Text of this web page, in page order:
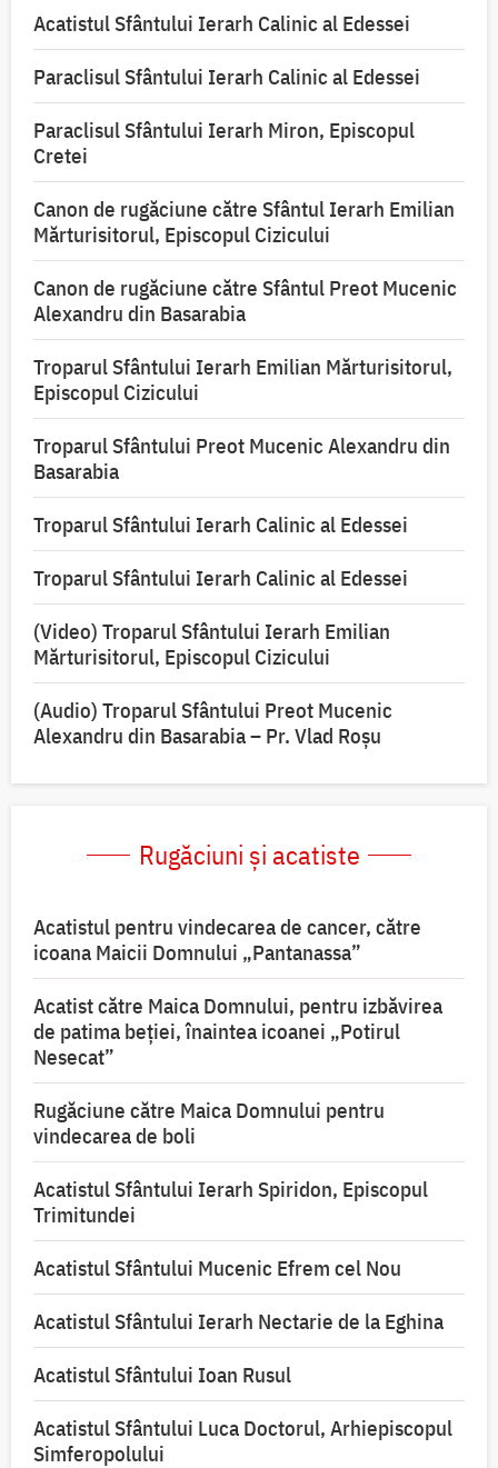
Acatistul Sfântului Ierarh Calinic al Edessei
Paraclisul Sfântului Ierarh Calinic al Edessei
Paraclisul Sfântului Ierarh Miron, Episcopul
Cretei
Canon de rugăciune către Sfântul Ierarh Emilian
Mărturisitorul, Episcopul Cizicului
Canon de rugăciune către Sfântul Preot Mucenic
Alexandru din Basarabia
Troparul Sfântului Ierarh Emilian Mărturisitorul,
Episcopul Cizicului
Troparul Sfântului Preot Mucenic Alexandru din
Basarabia
Troparul Sfântului Ierarh Calinic al Edessei
Troparul Sfântului Ierarh Calinic al Edessei
(Video) Troparul Sfântului Ierarh Emilian
Mărturisitorul, Episcopul Cizicului
(Audio) Troparul Sfântului Preot Mucenic
Alexandru din Basarabia – Pr. Vlad Roșu
Rugăciuni și acatiste
Acatistul pentru vindecarea de cancer, către
icoana Maicii Domnului „Pantanassa”
Acatist către Maica Domnului, pentru izbăvirea
de patima beției, înaintea icoanei „Potirul
Nesecat”
Rugăciune către Maica Domnului pentru
vindecarea de boli
Acatistul Sfântului Ierarh Spiridon, Episcopul
Trimitundei
Acatistul Sfântului Mucenic Efrem cel Nou
Acatistul Sfântului Ierarh Nectarie de la Eghina
Acatistul Sfântului Ioan Rusul
Acatistul Sfântului Luca Doctorul, Arhiepiscopul
Simferopolului